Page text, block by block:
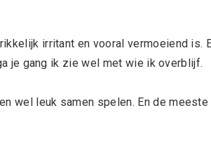
irritant en vooral vermoeiend is.
je gang ik zie wel met wie ik overblijf.
wel leuk samen spelen. En de